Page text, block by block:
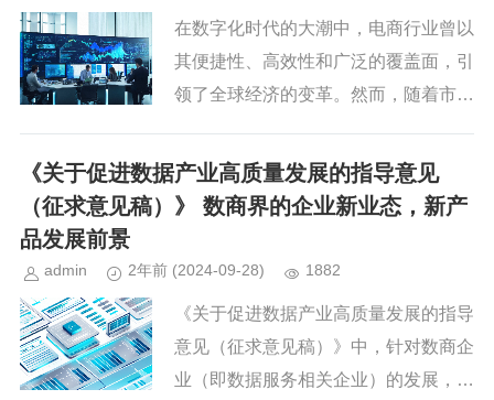
在数字化时代的大潮中，电商行业曾以
其便捷性、高效性和广泛的覆盖面，引
领了全球经济的变革。然而，随着市场
商行业逐渐步入了内卷化的困境。面对
这一挑战，一个全新的产业正在悄...
《关于促进数据产业高质量发展的指导意见
（征求意见稿）》 数商界的企业新业态，新产
品发展前景
admin 2年前 (2024-09-28) 1882
《关于促进数据产业高质量发展的指导
意见（征求意见稿）》中，针对数商企
业（即数据服务相关企业）的发展，提